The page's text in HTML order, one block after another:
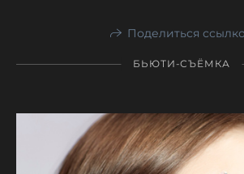
Поделиться
БЬЮТИ-СЪЁМКА